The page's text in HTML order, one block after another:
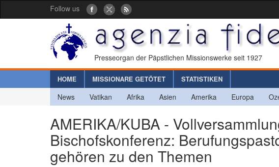
Follow us
Presseorgan der Päpstlichen Missionswerke seit 1927
HOME MISSIONARE GETÖTET STATISTIKEN
News Vatikan Afrika Asien Amerika Europa
AMERIKA/KUBA -
Bischofskonferenz:
gehören zu den Themen